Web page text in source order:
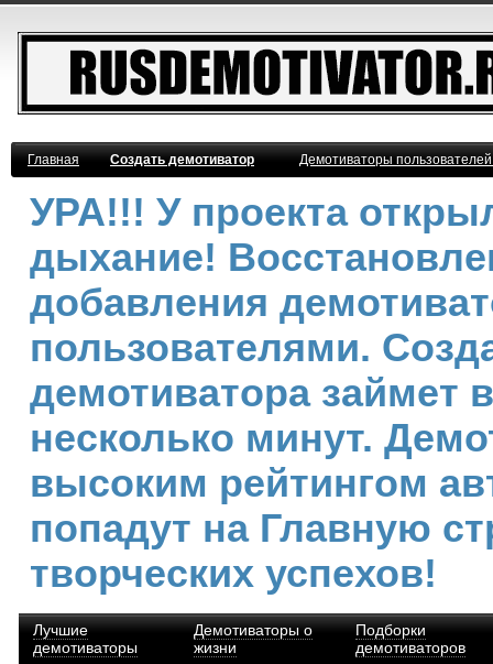
Главная Создать демотиватор Демотиваторы
УРА!!! У проекта
дыхание!
добавления
пользователями.
демотиватора займет
несколько минут.
высоким рейтингом
попадут на Главную
творческих успехов!
Лучшие
демотиваторы
Демотиваторы о
жизни
Подборки
демотиваторов